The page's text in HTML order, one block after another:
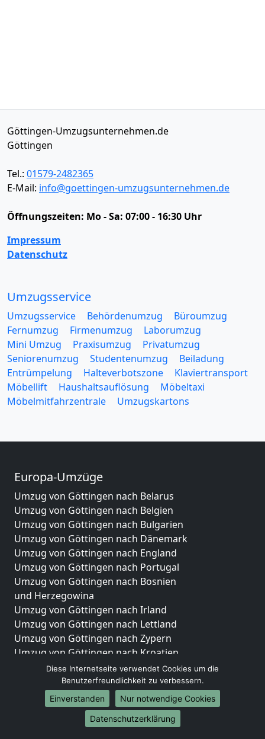
Göttingen-Umzugsunternehmen.de
Göttingen
Tel.: 01579-2482365
E-Mail: info@goettingen-umzugsunternehmen.de
Öffnungszeiten: Mo - Sa: 07:00 - 16:30 Uhr
Impressum
Datenschutz
Umzugsservice
Umzugsservice Behördenumzug
Büroumzug
Fernumzug
Firmenumzug
Laborumzug
Mini Umzug
Praxisumzug
Privatumzug
Seniorenumzug
Studentenumzug
Beiladung
Entrümpelung
Halteverbotszone
Klaviertransport
Möbellift
Haushaltsauflösung
Möbeltaxi
Möbelmitfahrzentrale
Umzugskartons
Europa-Umzüge
Umzug von Göttingen nach Belarus
Umzug von Göttingen nach Belgien
Umzug von Göttingen nach Bulgarien
Umzug von Göttingen nach Dänemark
Umzug von Göttingen nach England
Umzug von Göttingen nach Portugal
Umzug von Göttingen nach Bosnien
und Herzegowina
Umzug von Göttingen nach Irland
Umzug von Göttingen nach Lettland
Umzug von Göttingen nach Zypern
Umzug von Göttingen nach Kroatien
Umzug von Göttingen nach Estland
Umzug von Göttingen nach Finnland
Umzug von Göttingen nach Frankreich
Umzug von Göttingen nach Griechenland
Umzug von Göttingen nach Italien
Diese Internetseite verwendet Cookies um die
Benutzerfreundlichkeit zu verbessern.
Einverstanden
Nur notwendige Cookies
Datenschutzerklärung